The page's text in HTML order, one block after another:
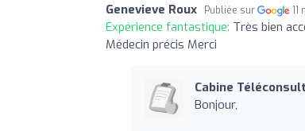
Genevieve Roux Publiée sur 11
Expérience fantastique: Très bien
Médecin précis Merci
Cabine
Bonjour,